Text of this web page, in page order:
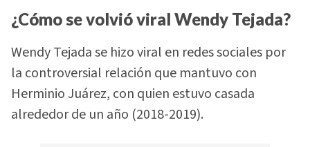
¿Cómo se volvió viral Wendy Tejada?
Wendy Tejada se hizo viral en redes sociales por
la controversial relación que mantuvo con
Herminio Juárez, con quien estuvo casada
alrededor de un año (2018-2019).